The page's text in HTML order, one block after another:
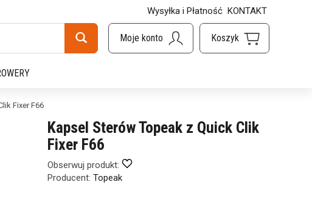
Wysyłka i Płatność KONTAKT
Fixer F66
Kapsel Sterów Topeak z Quick Clik
Fixer F66
Obserwuj produkt:
Producent: Topeak